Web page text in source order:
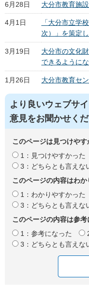
6月28日 大分市教育施
4月1日
「大分市立学
次）」を策定
3月19日
大分市の文化
できるように
1月26日 大分市教育セ
より良いウェブサ
意見をお聞かせく
このページは見つけやす
1：見つけやすかった
3：どちらとも言えな
このページの内容はわ
1：わかりやすかった
3：どちらとも言えな
このページの内容は参考
1：参考になった
3：どちらとも言えな